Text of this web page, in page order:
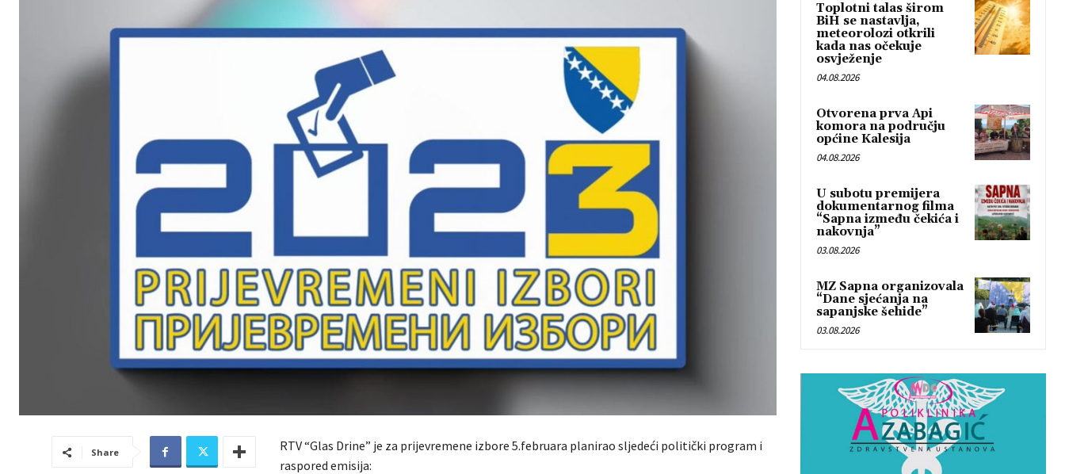
Share
RTV “Glas Drine” je za prijevremene izbore 5.februara planirao sljedeći politički program i
raspored emisija:
Toplotni talas širom
BiH se nastavlja,
meteorolozi otkrili
kada nas očekuje
osvježenje
04.08.2026
Otvorena prva Api
komora na području
općine Kalesija
04.08.2026
U subotu premijera
dokumentarnog filma
“Sapna između čekića i
nakovnja”
03.08.2026
MZ Sapna organizovala
“Dane sjećanja na
sapanjske šehide”
03.08.2026